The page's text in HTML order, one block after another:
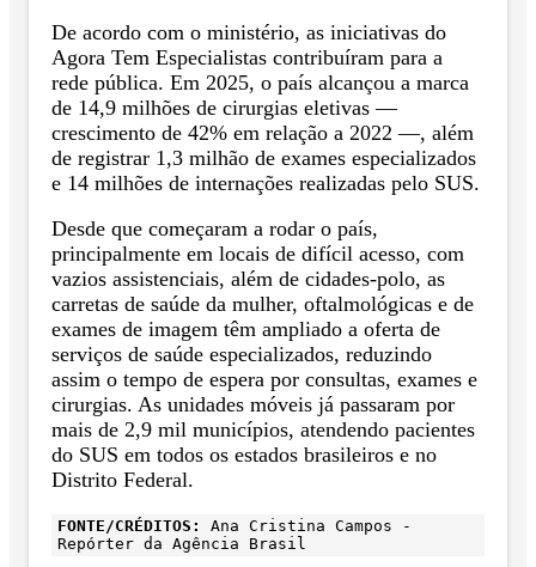
De acordo com o ministério, as iniciativas do
Agora Tem Especialistas contribuíram para a
rede pública. Em 2025, o país alcançou a marca
de 14,9 milhões de cirurgias eletivas —
crescimento de 42% em relação a 2022 —, além
de registrar 1,3 milhão de exames especializados
e 14 milhões de internações realizadas pelo SUS.
Desde que começaram a rodar o país,
principalmente em locais de difícil acesso, com
vazios assistenciais, além de cidades-polo, as
carretas de saúde da mulher, oftalmológicas e de
exames de imagem têm ampliado a oferta de
serviços de saúde especializados, reduzindo
assim o tempo de espera por consultas, exames e
cirurgias. As unidades móveis já passaram por
mais de 2,9 mil municípios, atendendo pacientes
do SUS em todos os estados brasileiros e no
Distrito Federal.
FONTE/CRÉDITOS:
Ana Cristina Campos -
Repórter da Agência Brasil